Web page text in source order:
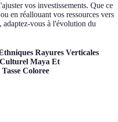
vos investissements. Que ce
en réallouant vos ressources vers
adaptez-vous à l'évolution du
Rayures Verticales
Maya Et
Coloree